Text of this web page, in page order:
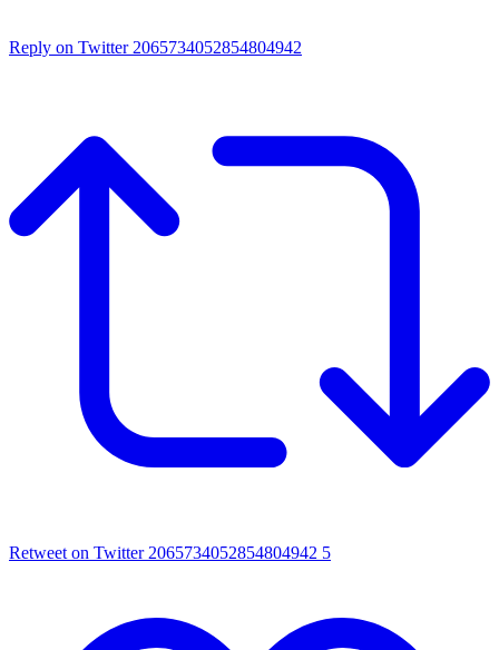
Reply on Twitter 2065734052854804942
Retweet on Twitter 2065734052854804942 5